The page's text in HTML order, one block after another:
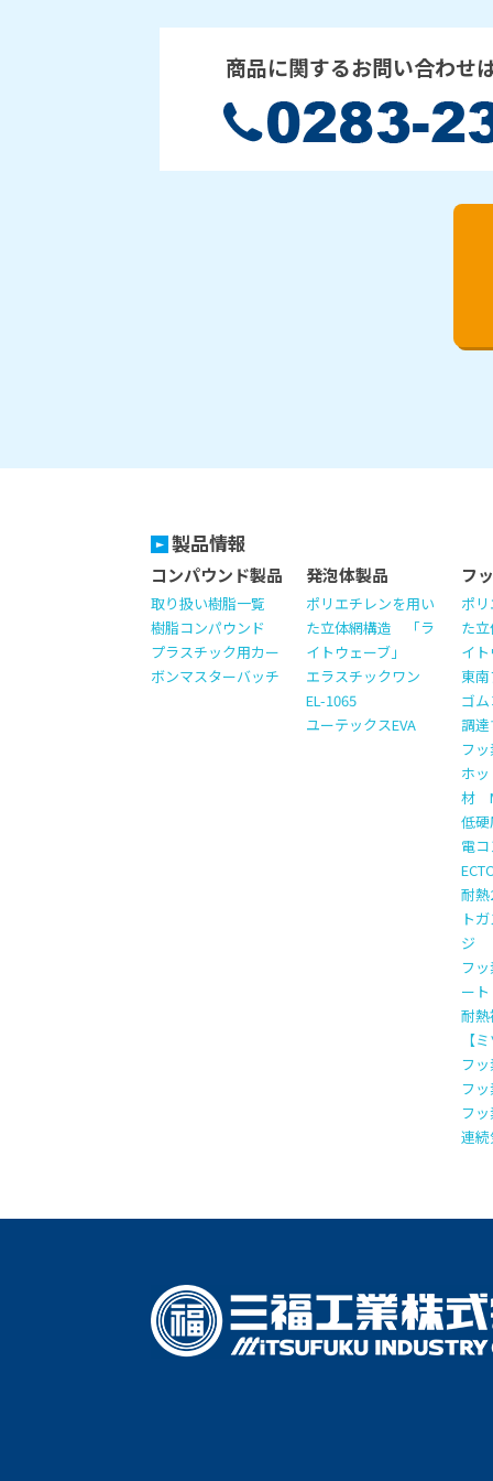
商品に関するお問い合わせ
製品情報
コンパウンド製品
取り扱い樹脂一覧
樹脂コンパウンド
プラスチック用カー
ボンマスターバッチ
発泡体製品
ポリエチレンを用い
た立体網構造 「ラ
イトウェーブ」
エラスチックワン
EL-1065
ユーテックスEVA
フ
ポ
た
イ
東
ゴ
調
フ
ホ
材
低
電
耐
ト
ジ
フ
ート
耐
【
フ
フ
フ
連